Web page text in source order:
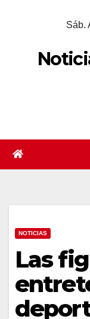
Sáb.
NOTICIAS
Las